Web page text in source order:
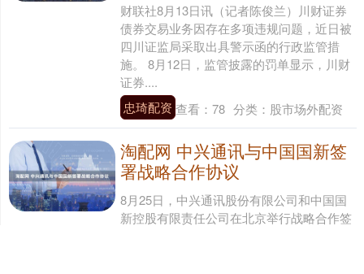
财联社8月13日讯（记者陈俊兰）川财证券
债券交易业务因存在多项违规问题，近日被
四川证监局采取出具警示函的行政监管措
施。 8月12日，监管披露的罚单显示，川财
证券....
忠琦配资 查看： 78 分类： 股市场外配资
淘配网 中兴通讯与中国国新签
署战略合作协议
8月25日，中兴通讯股份有限公司和中国国
新控股有限责任公司在北京举行战略合作签